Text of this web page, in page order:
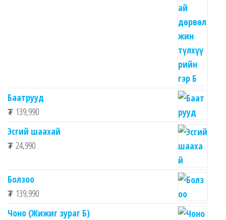
Баатрууд
₮ 139,990
Эсгий шаахай
₮ 24,990
Болзоо
₮ 139,990
Чоно (Жижиг зураг Б)